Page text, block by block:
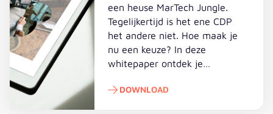
een heuse MarTech Jungle.
Tegelijkertijd is het ene CDP
het andere niet. Hoe maak je
nu een keuze? In deze
whitepaper ontdek je…
DOWNLOAD